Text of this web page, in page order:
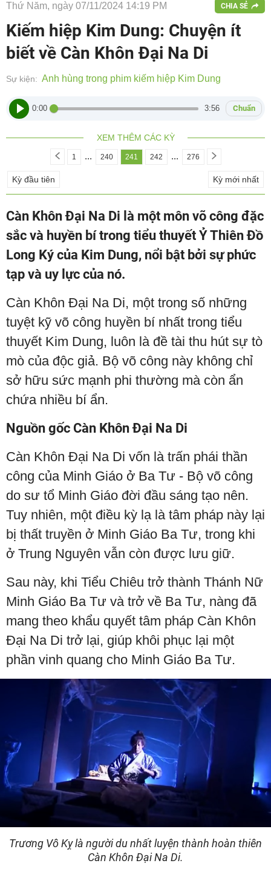
Thứ Năm, ngày 07/11/2024 14:19 PM CHIA SẺ
Kiếm hiệp Kim Dung: Chuyện ít
biết về Càn Khôn Đại Na Di
Sự kiện: Anh hùng trong phim kiếm hiệp Kim Dung
0:00 3:56 Chuẩn
XEM THÊM CÁC KỲ
1 ... 240 241 242 ... 276
Kỳ đầu tiên Kỳ mới nhất
Càn Khôn Đại Na Di là một môn võ công đặc
sắc và huyền bí trong tiểu thuyết Ỷ Thiên Đồ
Long Ký của Kim Dung, nổi bật bởi sự phức
tạp và uy lực của nó.
Càn Khôn Đại Na Di, một trong số những
tuyệt kỹ võ công huyền bí nhất trong tiểu
thuyết Kim Dung, luôn là đề tài thu hút sự tò
mò của độc giả. Bộ võ công này không chỉ
sở hữu sức mạnh phi thường mà còn ẩn
chứa nhiều bí ẩn.
Nguồn gốc Càn Khôn Đại Na Di
Càn Khôn Đại Na Di vốn là trấn phái thần
công của Minh Giáo ở Ba Tư - Bộ võ công
do sư tổ Minh Giáo đời đầu sáng tạo nên.
Tuy nhiên, một điều kỳ lạ là tâm pháp này lại
bị thất truyền ở Minh Giáo Ba Tư, trong khi
ở Trung Nguyên vẫn còn được lưu giữ.
Sau này, khi Tiểu Chiêu trở thành Thánh Nữ
Minh Giáo Ba Tư và trở về Ba Tư, nàng đã
mang theo khẩu quyết tâm pháp Càn Khôn
Đại Na Di trở lại, giúp khôi phục lại một
phần vinh quang cho Minh Giáo Ba Tư.
Trương Vô Kỵ là người du nhất luyện thành hoàn thiên
Càn Khôn Đại Na Di.